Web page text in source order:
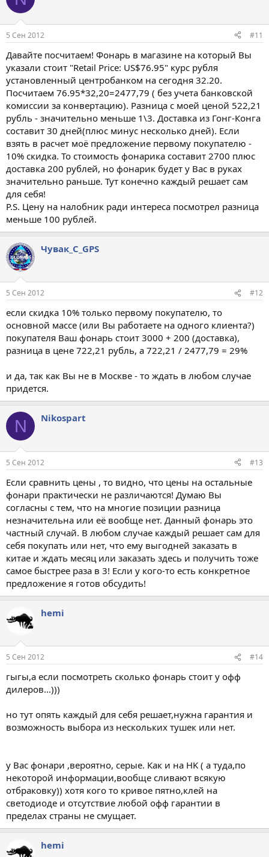
5 Сен 2012 #11
Давайте посчитаем! Фонарь в магазине на который Вы
указали стоит "Retail Price: US$76.95" курс рубля
установленный центробанком на сегодня 32.20.
Посчитаем 76.95*32,20=2477,79 ( без учета банковской
комиссии за конвертацию). Разница с моей ценой 522,21
рубль - значительно меньше 1\3. Доставка из Гонг-Конга
составит 30 дней(плюс минус несколько дней). Если
взять в расчет моё предложение первому покупателю -
10% скидка. То стоимость фонарика составит 2700 плюс
доставка 200 рублей, но фонарик будет у Вас в руках
значительно раньше. Тут конечно каждый решает сам
для себя!
P.S. Цену на налобник ради интереса посмотрел разница
меньше 100 рублей.
Чувак_С_GPS
5 Сен 2012 #12
если скидка 10% только первому покупателю, то
основной массе (или Вы работаете на одного клиента?)
покупателя Ваш фонарь стоит 3000 + 200 (доставка),
разница в цене 722,21 рубль, а 722,21 / 2477,79 = 29%
и да, так как Вы не в Москве - то ждать в любом случае
придется.
N Nikospart
5 Сен 2012 #13
Если сравнить цены , то видно, что цены на остальные
фонари практически не различаются! Думаю Вы
согласны с тем, что на многие позиции разница
незначительна или её вообще нет. Данный фонарь это
частный случай. В любом случае каждый решает сам для
себя покупать или нет, что ему выгодней заказать в
китае и ждать месяц или заказать здесь и получить тоже
самое быстрее раза в 3! Если у кого-то есть конкретное
предложение я готов обсудить!
hemi
5 Сен 2012 #14
гыгы,а если посмотреть сколько фонарь стоит у офф
дилеров...)))
но тут опять каждый для себя решает,нужна гарантия и
возможность выбора из нескольких тушек или нет.
у Вас фонари ,вероятно, серые. Как и на HK ( а туда,по
некоторой информации,вообще сливают всякую
отбраковку)) хотя кого то кривое пятно,клей на
светодиоде и отсутствие любой офф гарантии в
пределах страны не смущает.
hemi